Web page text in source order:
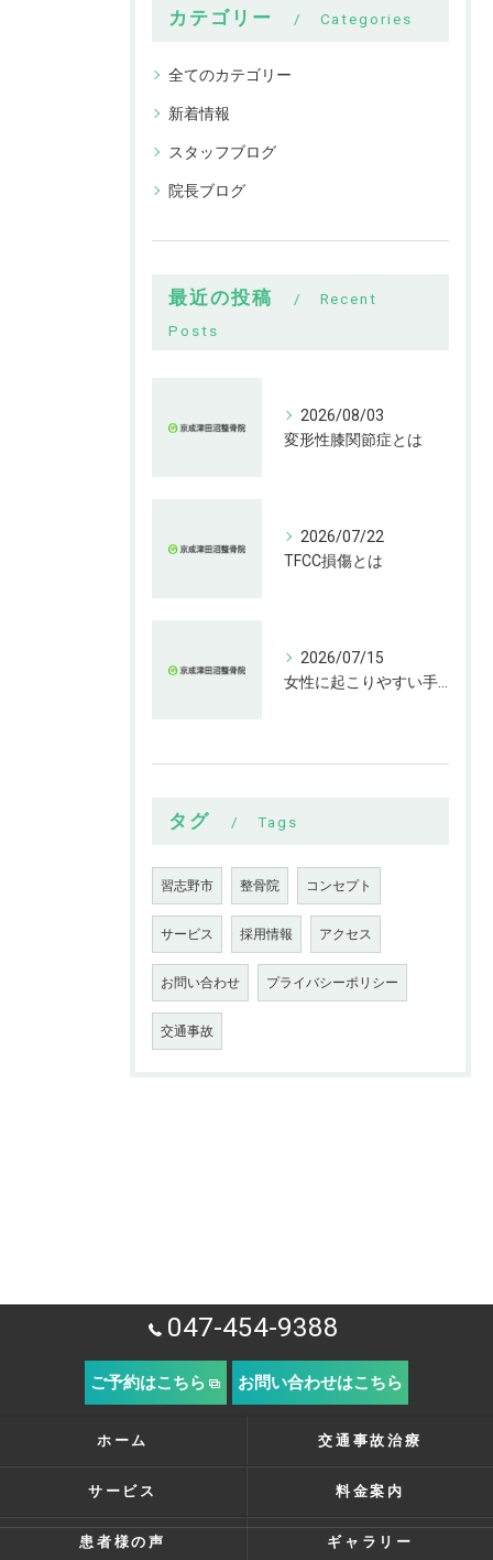
カテゴリー Categories
全てのカテゴリー
新着情報
スタッフブログ
院長ブログ
最近の投稿
Recent
Posts
2026/08/03
変形性膝関節症とは
2026/07/22
TFCC損傷とは
2026/07/15
タグ Tags
習志野市 整骨院 コンセプト
サービス 採用情報 アクセス
お問い合わせ プライバシーポリシー
交通事故
047-454-9388
ご予約はこちら お問い合わせはこちら
ホーム 交通事故治療
サービス 料金案内
患者様の声 ギャラリー